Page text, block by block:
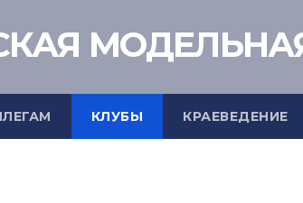
КЛУБЫ КРАЕВЕДЕНИЕ